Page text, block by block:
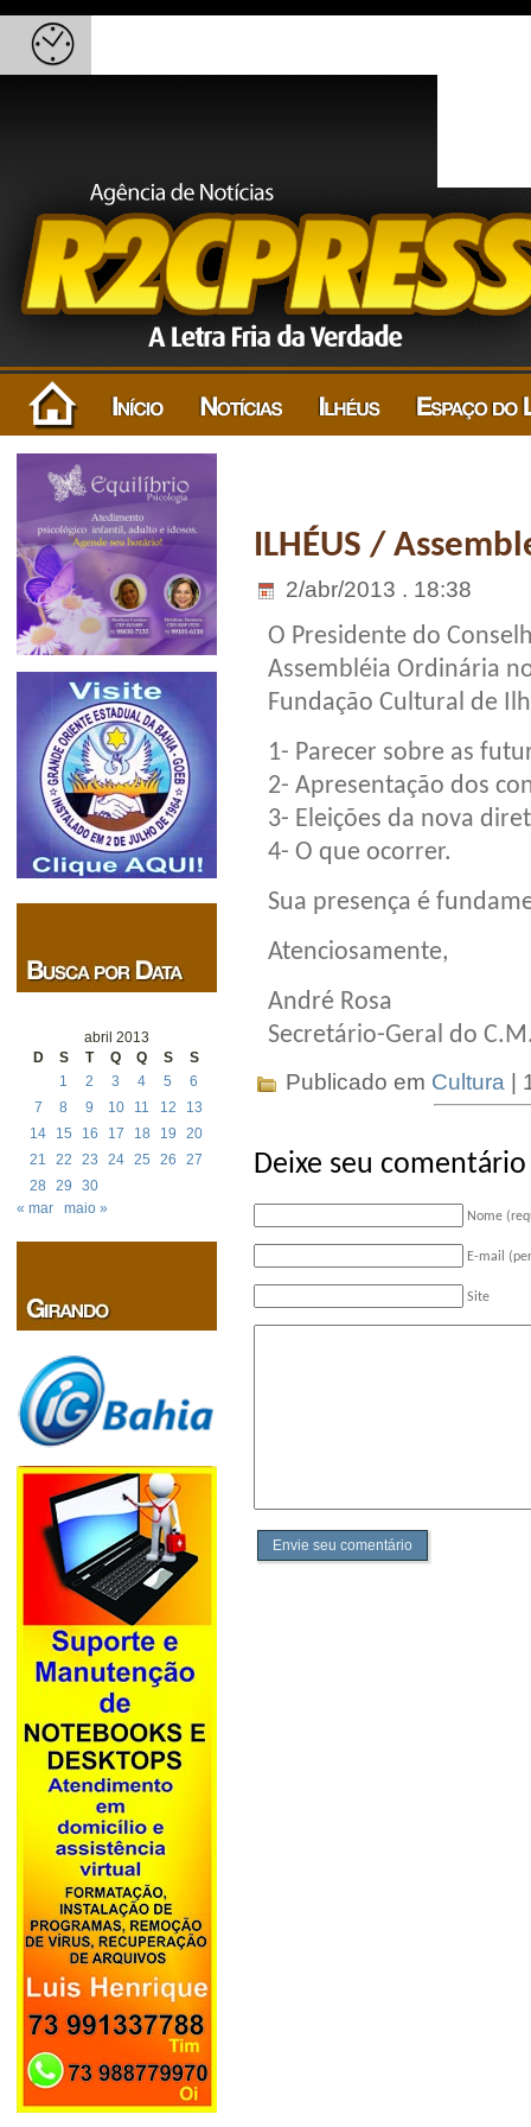
abril 2013
D
S T Q Q S
S
1
2 3 4 5
6
7
8 9 10 11 12
13
14
15 16 17 18 19
20
21
22 23 24 25 26
27
28
29
30
« mar
maio »
ILHÉUS /
2/abr/2013 . 18:38
O Presidente do
Assembléia Ordinária
Fundação Cultural de
1- Parecer sobre as
2- Apresentação dos
3- Eleições da nova
4- O que ocorrer.
Sua presença é
Atenciosamente,
André Rosa
Secretário-Geral do
Publicado em Cultura |
Deixe seu comentário
Nome
E-mail
Site
Envie seu comentário